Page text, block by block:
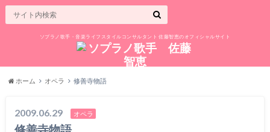
ソプラノ歌手・音楽ライフスタイルコンサルタント 佐藤智恵のオフィシャルサイト
ホーム オペラ 修善寺物語
2009.06.29 オペラ
修善寺物語